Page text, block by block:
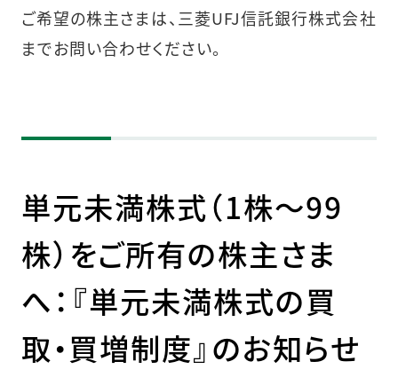
ご希望の株主さまは、三菱UFJ信託銀行株式会社
までお問い合わせください。
単元未満株式（1株～99
株）をご所有の株主さま
へ：『単元未満株式の買
取・買増制度』のお知らせ